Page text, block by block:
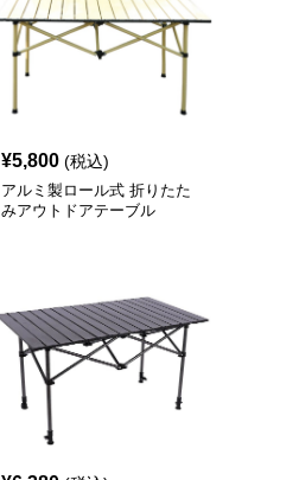
¥5,800 (税込)
アルミ製ロール式 折りたた
みアウトドアテーブル